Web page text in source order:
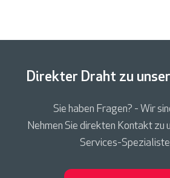
Direkter Draht zu
Sie haben Fragen? - Wir
Nehmen Sie direkten Kontakt zu
Services-